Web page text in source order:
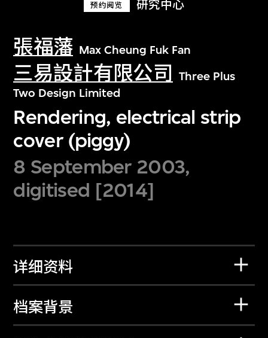
预约阅览 研究中心
張福藩 Max Cheung Fuk Fan
三易設計有限公司
Three Plus
Two Design Limited
Rendering, electrical strip
cover (piggy)
8 September 2003,
digitised [2014]
详细资料
档案背景
探索世界顶级的二十及二十一世纪视觉
文化藏品。